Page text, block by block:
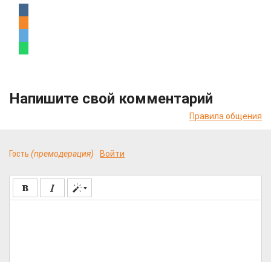
Напишите свой комментарий
Правила общения
Гость (премодерация) Войти